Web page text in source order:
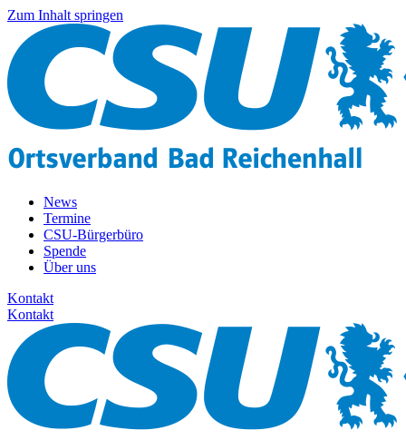
Zum Inhalt springen
News
Termine
CSU-Bürgerbüro
Spende
Über uns
Kontakt
Kontakt